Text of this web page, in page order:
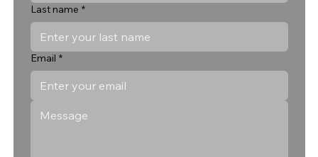
Last name *
Email *